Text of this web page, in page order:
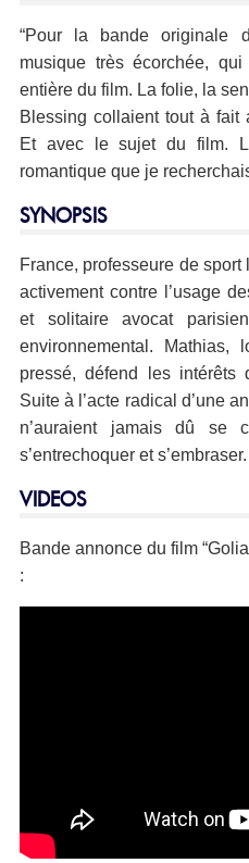
“Pour la bande originale
musique très écorchée,
entière du film. La folie, la
Blessing collaient tout à fait
Et avec le sujet du film.
romantique que je
SYNOPSIS
France, professeure de
activement contre l’usage
et solitaire avocat
environnemental. Mathias,
pressé, défend les intérêts
Suite à l’acte radical d’une
n’auraient jamais dû se
s’entrechoquer et s’embraser.
VIDEOS
Bande annonce du film
: